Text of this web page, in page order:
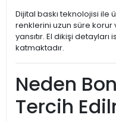
Dijital baskı teknolojisi ile
renklerini uzun süre korur
yansıtır. El dikişi
katmaktadır.
Neden
Tercih